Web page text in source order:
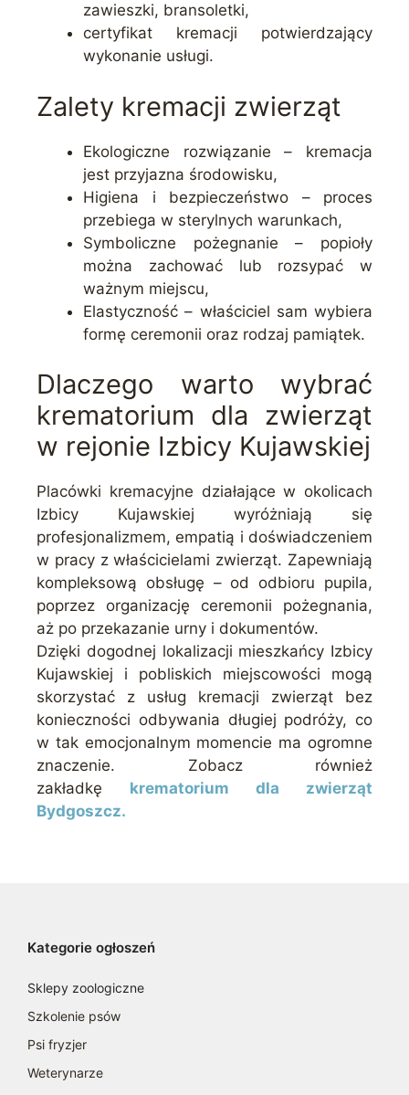
zawieszki, bransoletki,
certyfikat kremacji potwierdzający
wykonanie usługi.
Zalety kremacji zwierząt
Ekologiczne rozwiązanie – kremacja
jest przyjazna środowisku,
Higiena i bezpieczeństwo – proces
przebiega w sterylnych warunkach,
Symboliczne pożegnanie – popioły
można zachować lub rozsypać w
ważnym miejscu,
Elastyczność – właściciel sam wybiera
formę ceremonii oraz rodzaj pamiątek.
Dlaczego warto wybrać
krematorium dla zwierząt
w rejonie Izbicy Kujawskiej
Placówki kremacyjne działające w okolicach
Izbicy Kujawskiej wyróżniają się
profesjonalizmem, empatią i doświadczeniem
w pracy z właścicielami zwierząt. Zapewniają
kompleksową obsługę – od odbioru pupila,
poprzez organizację ceremonii pożegnania,
aż po przekazanie urny i dokumentów.
Dzięki dogodnej lokalizacji mieszkańcy Izbicy
Kujawskiej i pobliskich miejscowości mogą
skorzystać z usług kremacji zwierząt bez
konieczności odbywania długiej podróży, co
w tak emocjonalnym momencie ma ogromne
znaczenie. Zobacz również
zakładkę krematorium dla zwierząt
Bydgoszcz.
Kategorie ogłoszeń
Sklepy zoologiczne
Szkolenie psów
Psi fryzjer
Weterynarze